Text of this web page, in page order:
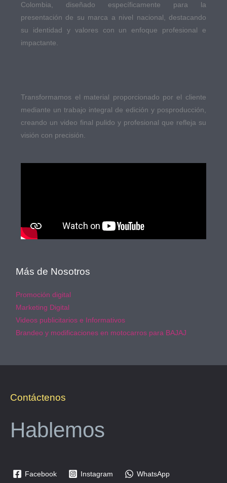
Colombia, diseñado específicamente para la
presentación de su marca a nivel nacional, destacando
su identidad y valores con un enfoque profesional e
impactante.
Transformamos el material proporcionado por el cliente
mediante un trabajo integral de edición y posproducción,
creando un video final pulido y profesional que refleja su
visión con precisión.
Más de Nosotros
Promoción digital
Marketing Digital
Videos publicitarios e Informativos
Brandeo y modificaciones en motocarros para BAJAJ
Contáctenos
Hablemos
Facebook Instagram WhatsApp